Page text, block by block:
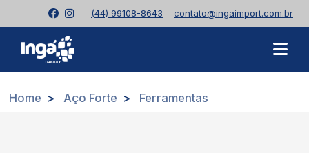
(44) 99108-8643 contato@ingaimport.com.br
Home Aço Forte Ferramentas